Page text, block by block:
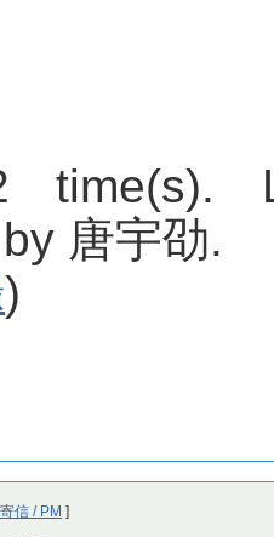
time(s).
唐宇劭.
)
信 / PM ]